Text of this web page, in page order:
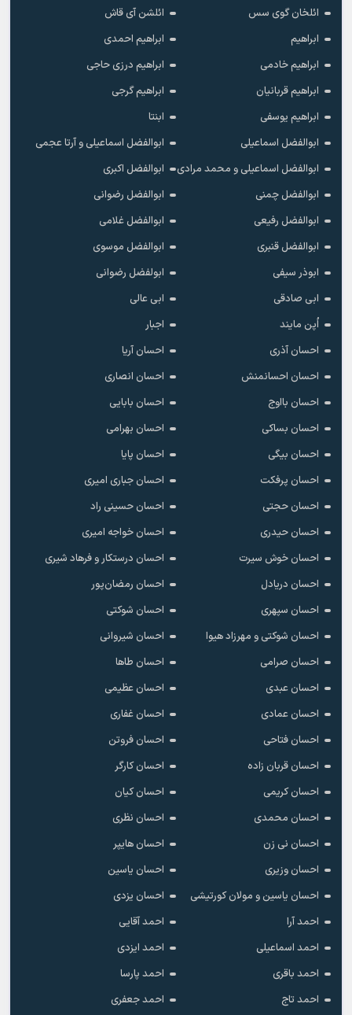
ائلخان گوی سس
ائلشن آی قاش
ابراهیم
ابراهیم احمدی
ابراهیم خادمی
ابراهیم درزی حاجی
ابراهیم قربانیان
ابراهیم گرجی
ابراهیم یوسفی
ابنتا
ابوالفضل اسماعیلی
ابوالفضل اسماعیلی و آرتا عجمی
ابوالفضل اسماعیلی و محمد مرادی
ابوالفضل اکبری
ابوالفضل چمنی
ابوالفضل رضوانی
ابوالفضل رفیعی
ابوالفضل غلامی
ابوالفضل قنبری
ابوالفضل موسوی
ابوذر سیفی
ابولفضل رضوانی
ابی صادقی
ابی عالی
اُپن مایند
اجبار
احسان آذری
احسان آریا
احسان احسانمنش
احسان انصاری
احسان بااوج
احسان بابایی
احسان بساکی
احسان بهرامی
احسان بیگی
احسان پایا
احسان پرفکت
احسان جباری امیری
احسان حجتی
احسان حسینی راد
احسان حیدری
احسان خواجه امیری
احسان خوش سیرت
احسان درستکار و فرهاد شیرى
احسان دریادل
احسان رمضان‌پور
احسان سپهری
احسان شوکتی
احسان شوکتی و مهرزاد هیوا
احسان شیروانی
احسان صرامی
احسان طاها
احسان عبدی
احسان عظیمی
احسان عمادی
احسان غفاری
احسان فتاحی
احسان فروتن
احسان قربان زاده
احسان کارگر
احسان کریمی
احسان کیان
احسان محمدی
احسان نظری
احسان نی زن
احسان هایپر
احسان وزیری
احسان یاسین
احسان یاسین و مولان کورتیشی
احسان یزدی
احمد آرا
احمد آقایی
احمد اسماعیلی
احمد ایزدی
احمد باقری
احمد پارسا
احمد تاج
احمد جعفری